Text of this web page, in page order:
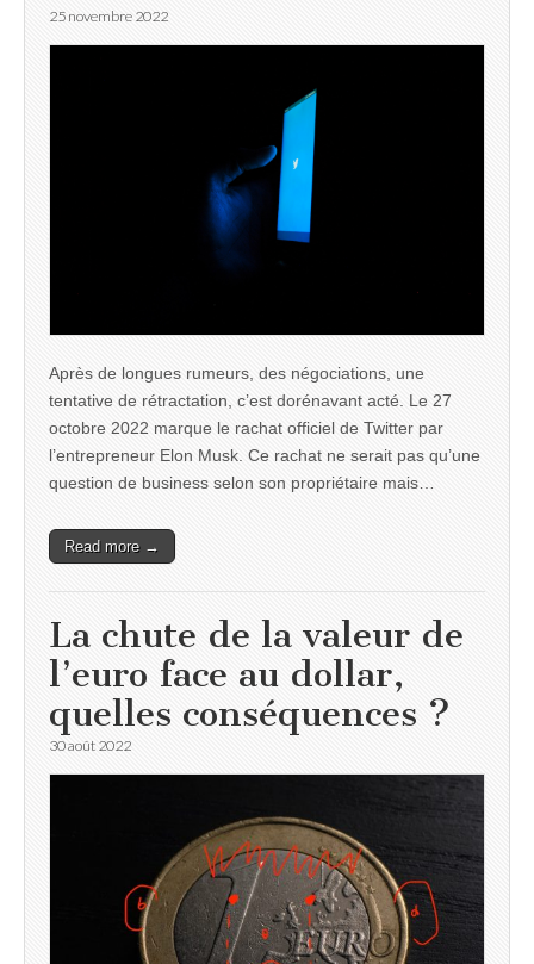
25 novembre 2022
Après de longues rumeurs, des négociations, une
tentative de rétractation, c’est dorénavant acté. Le 27
octobre 2022 marque le rachat officiel de Twitter par
l’entrepreneur Elon Musk. Ce rachat ne serait pas qu’une
question de business selon son propriétaire mais…
Read more →
La chute de la valeur de
l’euro face au dollar,
quelles conséquences ?
30 août 2022